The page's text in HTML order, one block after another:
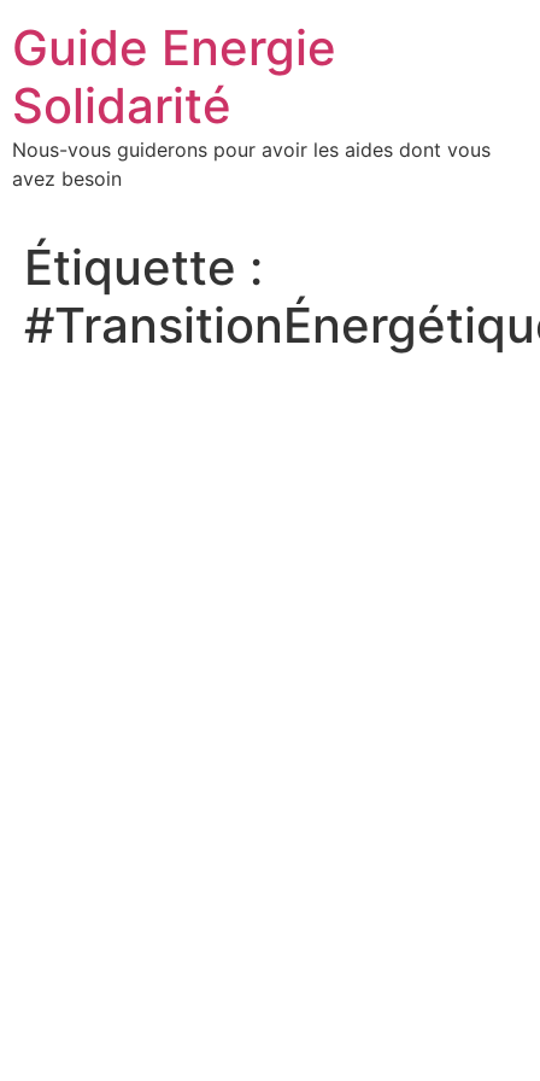
au
contenu
Guide Energie
Solidarité
Nous-vous guiderons pour avoir les aides dont vous
avez besoin
Étiquette :